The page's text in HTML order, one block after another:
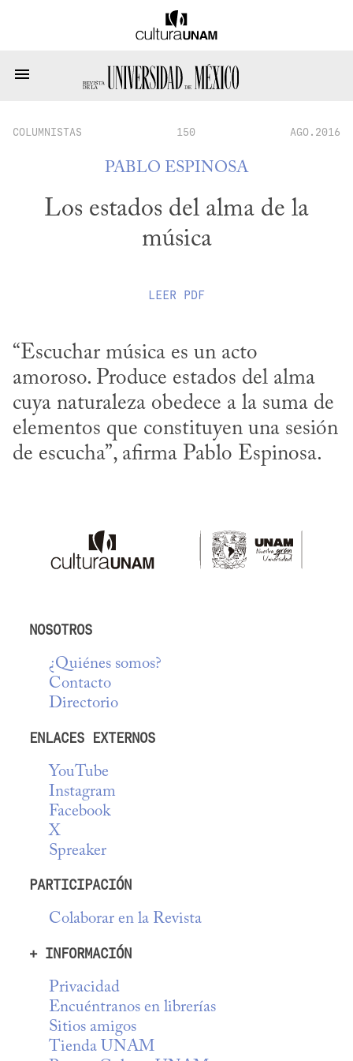
COLUMNISTAS 150 AGO.2016
PABLO ESPINOSA
Los estados del alma de la
música
LEER PDF
“Escuchar música es un acto
amoroso. Produce estados del alma
cuya naturaleza obedece a la suma de
elementos que constituyen una sesión
de escucha”, afirma Pablo Espinosa.
NOSOTROS
¿Quiénes somos?
Contacto
Directorio
ENLACES EXTERNOS
YouTube
Instagram
Facebook
X
Spreaker
PARTICIPACIÓN
Colaborar en la Revista
+ INFORMACIÓN
Privacidad
Encuéntranos en librerías
Sitios amigos
Tienda UNAM